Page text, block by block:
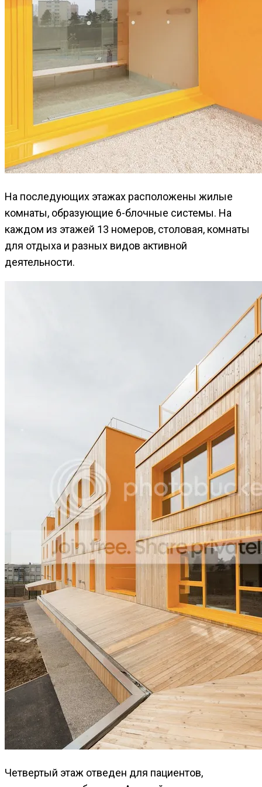
На последующих этажах расположены жилые
комнаты, образующие 6-блочные системы. На
каждом из этажей 13 номеров, столовая, комнаты
для отдыха и разных видов активной
деятельности.
Четвертый этаж отведен для пациентов,